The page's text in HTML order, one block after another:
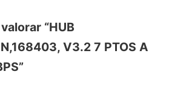
“HUB
V3.2 7 PTOS A